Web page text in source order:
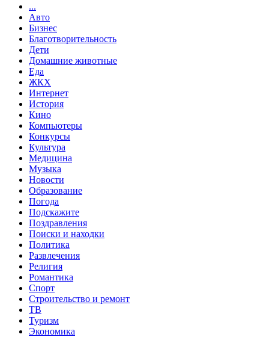
...
Авто
Бизнес
Благотворительность
Дети
Домашние животные
Еда
ЖКХ
Интернет
История
Кино
Компьютеры
Конкурсы
Культура
Медицина
Музыка
Новости
Образование
Погода
Подскажите
Поздравления
Поиски и находки
Политика
Развлечения
Религия
Романтика
Спорт
Строительство и ремонт
ТВ
Туризм
Экономика